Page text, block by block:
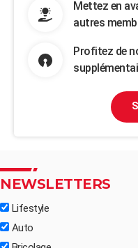
Mettez en
autres
Profitez de
NEWSLETTERS
Lifestyle
Auto